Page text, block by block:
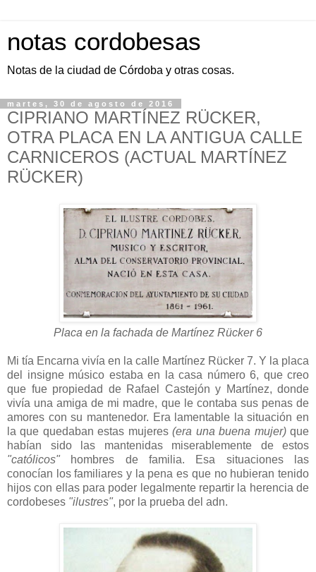
notas cordobesas
Notas de la ciudad de Córdoba y otras cosas.
martes, 30 de agosto de 2016
CIPRIANO MARTÍNEZ RÜCKER,
OTRA PLACA EN LA ANTIGUA CALLE
CARNICEROS (ACTUAL MARTÍNEZ
RÜCKER)
Placa en la fachada de Martínez Rücker 6
Mi tía Encarna vivía en la calle Martínez Rücker 7. Y la placa
del insigne músico estaba en la casa número 6, que creo
que fue propiedad de Rafael Castejón y Martínez, donde
vivía una amiga de mi madre, que le contaba sus penas de
amores con su mantenedor. Era lamentable la situación en
la que quedaban estas mujeres(era una buena mujer)que
habían sido las mantenidas miserablemente de estos
"católicos" hombres de familia. Esa situaciones las
conocían los familiares y la pena es que no hubieran tenido
hijos con ellas para poder legalmente repartir la herencia de
cordobeses "ilustres", por la prueba del adn.